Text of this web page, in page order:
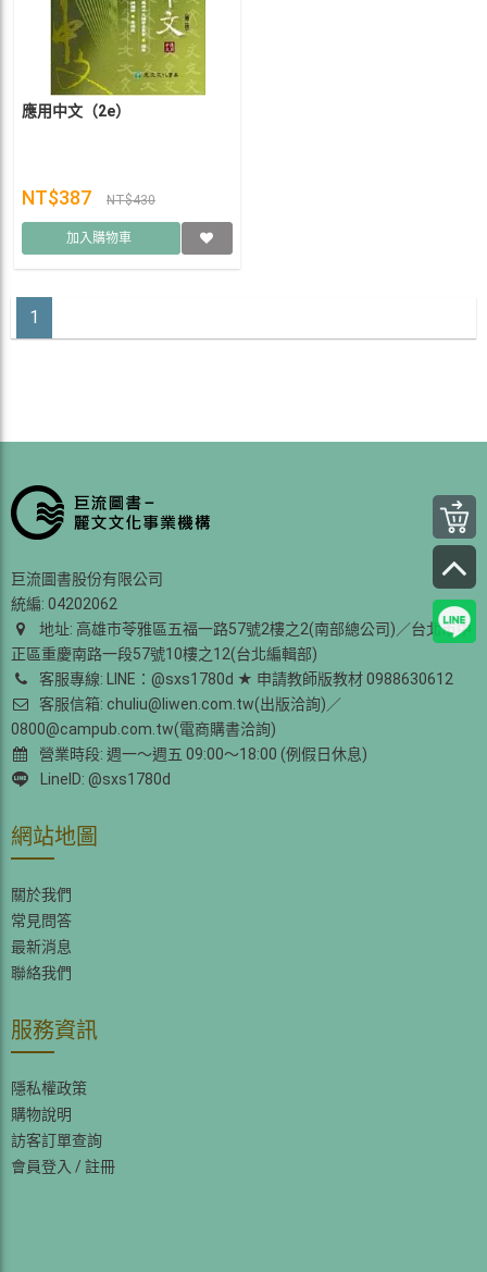
應用中文（2e）
NT$387 NT$430
加入購物車
1
巨流圖書股份有限公司
統編: 04202062
地址: 高雄市苓雅區五福一路57號2樓之2(南部總公司)／台北市中
正區重慶南路一段57號10樓之12(台北編輯部)
客服專線: LINE：@sxs1780d ★ 申請教師版教材 0988630612
客服信箱: chuliu@liwen.com.tw(出版洽詢)／
0800@campub.com.tw(電商購書洽詢)
營業時段: 週一～週五 09:00～18:00 (例假日休息)
LineID: @sxs1780d
網站地圖
關於我們
常見問答
最新消息
聯絡我們
服務資訊
隱私權政策
購物說明
訪客訂單查詢
會員登入 / 註冊